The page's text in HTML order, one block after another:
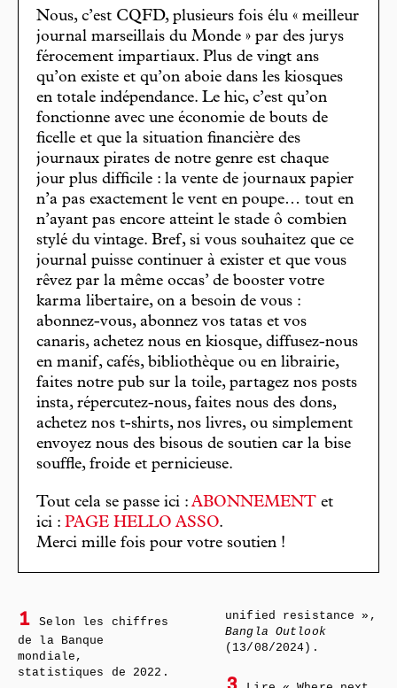
Nous, c’est CQFD, plusieurs fois élu « meilleur
journal marseillais du Monde » par des jurys
férocement impartiaux. Plus de vingt ans
qu’on existe et qu’on aboie dans les kiosques
en totale indépendance. Le hic, c’est qu’on
fonctionne avec une économie de bouts de
ficelle et que la situation financière des
journaux pirates de notre genre est chaque
jour plus difficile : la vente de journaux papier
n’a pas exactement le vent en poupe… tout en
n’ayant pas encore atteint le stade ô combien
stylé du vintage. Bref, si vous souhaitez que ce
journal puisse continuer à exister et que vous
rêvez par la même occas’ de booster votre
karma libertaire, on a besoin de vous :
abonnez-vous, abonnez vos tatas et vos
canaris, achetez nous en kiosque, diffusez-nous
en manif, cafés, bibliothèque ou en librairie,
faites notre pub sur la toile, partagez nos posts
insta, répercutez-nous, faites nous des dons,
achetez nos t-shirts, nos livres, ou simplement
envoyez nous des bisous de soutien car la bise
souffle, froide et pernicieuse.
Tout cela se passe ici : ABONNEMENT et
ici : PAGE HELLO ASSO.
Merci mille fois pour votre soutien !
1
Selon les chiffres
de la Banque
mondiale,
statistiques de 2022.
unified resistance »,
Bangla Outlook
(13/08/2024).